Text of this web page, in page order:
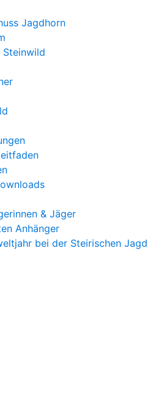
Jagdhorn
Steinwild
& Jäger
Anhänger
bei der Steirischen Jagd